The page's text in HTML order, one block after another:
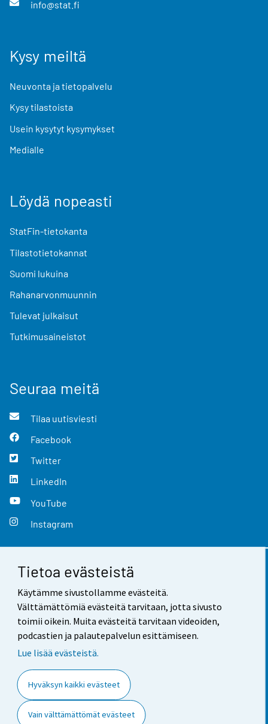
Tietoa evästeistä
Käytämme sivustollamme evästeitä.
Välttämättömiä evästeitä tarvitaan, jotta sivusto
toimii oikein. Muita evästeitä tarvitaan videoiden,
podcastien ja palautepalvelun esittämiseen.
Lue lisää evästeistä.
Hyväksyn kaikki evästeet
Vain välttämättömät evästeet
info@stat.fi
Kysy meiltä
Neuvonta ja tietopalvelu
Kysy tilastoista
Usein kysytyt kysymykset
Medialle
Löydä nopeasti
StatFin-tietokanta
Tilastotietokannat
Suomi lukuina
Rahanarvonmuunnin
Tulevat julkaisut
Tutkimusaineistot
Seuraa meitä
Tilaa uutisviesti
Facebook
Twitter
LinkedIn
YouTube
Instagram
Yhteystiedot
Palaute
Käyttöehdot
Saavutettavuus
Tietoa sivustosta
Evästeasetukset